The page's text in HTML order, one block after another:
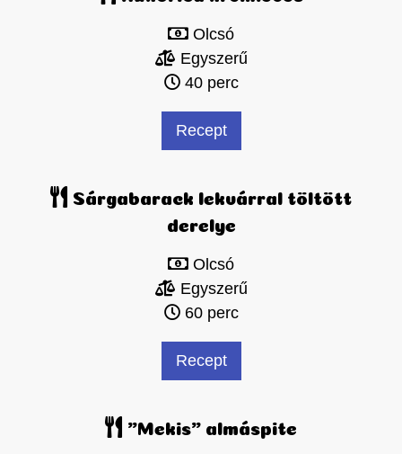
Olcsó
Egyszerű
40 perc
Recept
Sárgabarack lekvárral töltött
derelye
Olcsó
Egyszerű
60 perc
Recept
"Mekis" almáspite